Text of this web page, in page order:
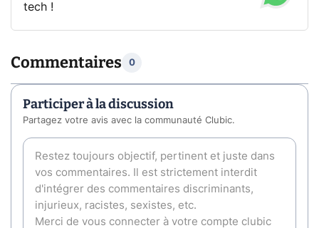
tech !
Commentaires 0
Participer à la discussion
Partagez votre avis avec la communauté Clubic.